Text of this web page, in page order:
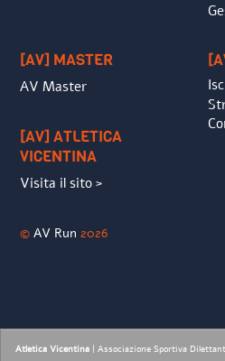
[AV] MASTER
AV Master
[AV] ATLETICA
VICENTINA
Visita il sito >
©AV Run 2026
Atletica Vicentina | Associazione Sportiva